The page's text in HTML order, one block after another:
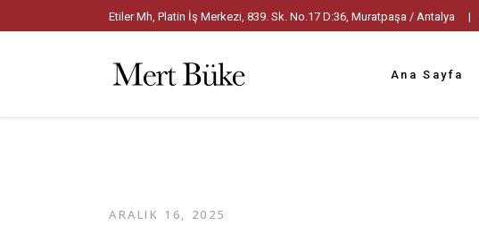
Etiler Mh, Platin İş Merkezi, 839. Sk. No.17 D:36, Muratpaşa / Antalya |
Ana Sayfa
ARALIK 16, 2025